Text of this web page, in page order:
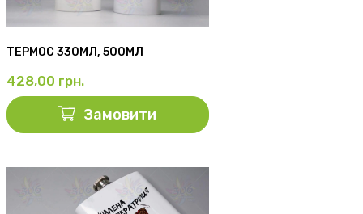
ТЕРМОС 330МЛ, 500МЛ
428,00 грн.
Замовити